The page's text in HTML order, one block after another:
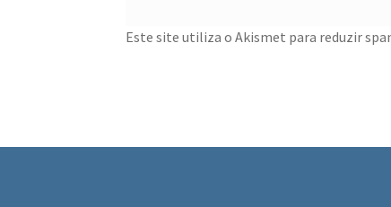
Este site utiliza o Akismet para reduzir